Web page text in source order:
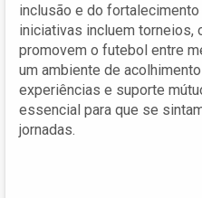
inclusão e do
iniciativas incluem torneios,
promovem o futebol entre
um ambiente de
experiências e suporte
essencial para que se
jornadas.